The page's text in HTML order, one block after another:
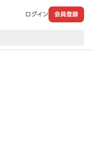
ログイン 会員登録